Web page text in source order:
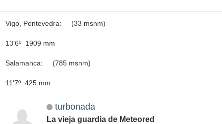
Vigo, Pontevedra: (33 msnm)
13'6º 1909 mm
Salamanca: (785 msnm)
11'7º 425 mm
turbonada
La vieja guardia de Meteored